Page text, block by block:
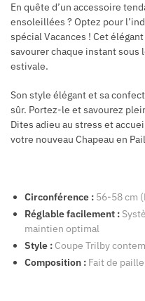
En quête d’un accessoire
ensoleillées ? Optez pour
spécial Vacances ! Cet
savourer chaque instant sous
estivale.
Son style élégant et sa
sûr. Portez-le et savourez
Dites adieu au stress et
votre nouveau Chapeau en
Circonférence : 56-58 cm
Réglable facilement :
maintien optimal
Style : Coupe Trilby
Composition : Fait de